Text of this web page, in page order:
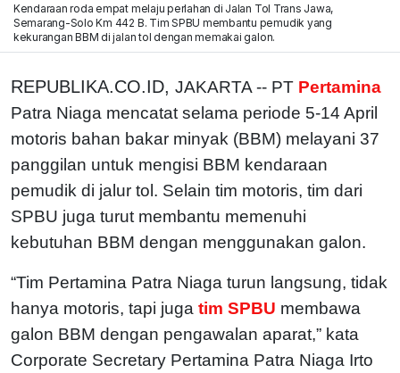
Kendaraan roda empat melaju perlahan di Jalan Tol Trans Jawa,
Semarang-Solo Km 442 B. Tim SPBU membantu pemudik yang
kekurangan BBM di jalan tol dengan memakai galon.
REPUBLIKA.CO.ID, JAKARTA -- PT Pertamina
Patra Niaga mencatat selama periode 5-14 April
motoris bahan bakar minyak (BBM) melayani 37
panggilan untuk mengisi BBM kendaraan
pemudik di jalur tol. Selain tim motoris, tim dari
SPBU juga turut membantu memenuhi
kebutuhan BBM dengan menggunakan galon.
“Tim Pertamina Patra Niaga turun langsung, tidak
hanya motoris, tapi juga tim SPBU membawa
galon BBM dengan pengawalan aparat,” kata
Corporate Secretary Pertamina Patra Niaga Irto